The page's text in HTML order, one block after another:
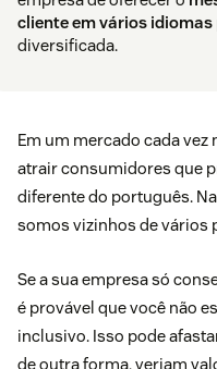
clienteem vários idiomas
diversificada.
Em um mercado cada
atrair consumidores que
diferente do português.
somos vizinhos de vários
Se a sua empresa só
é provável que você não
inclusivo. Isso pode
de outra forma, veriam